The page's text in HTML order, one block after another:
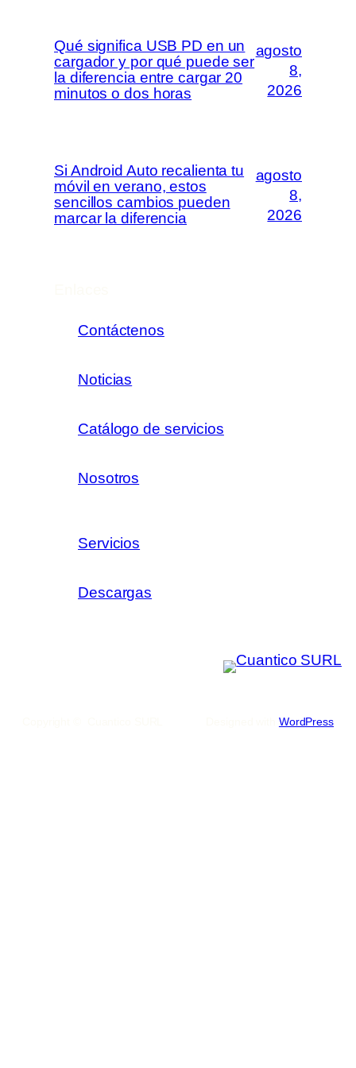
Qué significa USB PD en un
cargador y por qué puede ser
la diferencia entre cargar 20
minutos o dos horas
agosto
8,
2026
Si Android Auto recalienta tu
móvil en verano, estos
sencillos cambios pueden
marcar la diferencia
agosto
8,
2026
Contáctenos
Noticias
Catálogo de servicios
Nosotros
Servicios
Descargas
WordPress